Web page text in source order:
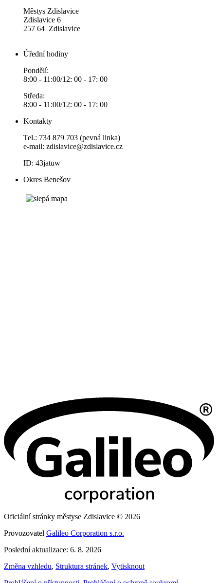
Městys Zdislavice
Zdislavice 6
257 64 Zdislavice
Úřední hodiny
Pondělí:
8:00 - 11:00/12: 00 - 17: 00
Středa:
8:00 - 11:00/12: 00 - 17: 00
Kontakty
Tel.: 734 879 703 (pevná linka)
e-mail: zdislavice@zdislavice.cz
ID: 43jatuw
Okres Benešov
Oficiální stránky městyse Zdislavice © 2026
Provozovatel Galileo Corporation s.r.o.
Poslední aktualizace: 6. 8. 2026
Změna vzhledu, Struktura stránek, Vytisknout